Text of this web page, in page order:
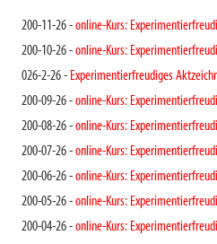
200-11-26 -online-Kurs:
200-10-26 -online-Kurs:
026-2-26 - Experimentierfreudiges
200-09-26 -online-Kurs:
200-08-26 -online-Kurs:
200-07-26 -online-Kurs:
200-06-26 -online-Kurs:
200-05-26 -online-Kurs:
200-04-26 -online-Kurs: